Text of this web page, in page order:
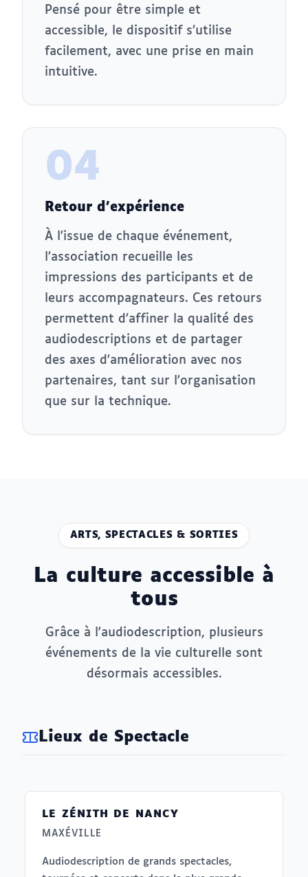
Pensé pour être simple et
accessible, le dispositif s’utilise
facilement, avec une prise en main
intuitive.
04
Retour d'expérience
À l'issue de chaque événement,
l’association recueille les
impressions des participants et de
leurs accompagnateurs. Ces retours
permettent d’affiner la qualité des
audiodescriptions et de partager
des axes d'amélioration avec nos
partenaires, tant sur l'organisation
que sur la technique.
ARTS, SPECTACLES & SORTIES
La culture accessible à
tous
Grâce à l'audiodescription, plusieurs
événements de la vie culturelle sont
désormais accessibles.
Lieux de Spectacle
LE ZÉNITH DE NANCY
MAXÉVILLE
Audiodescription de grands spectacles,